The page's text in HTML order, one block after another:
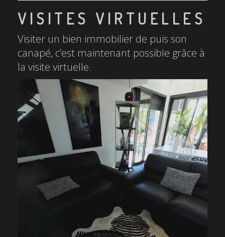
VISITES VIRTUELLES
Visiter un bien immobilier de puis son
canapé, c’est maintenant possible grâce à
la visite virtuelle.